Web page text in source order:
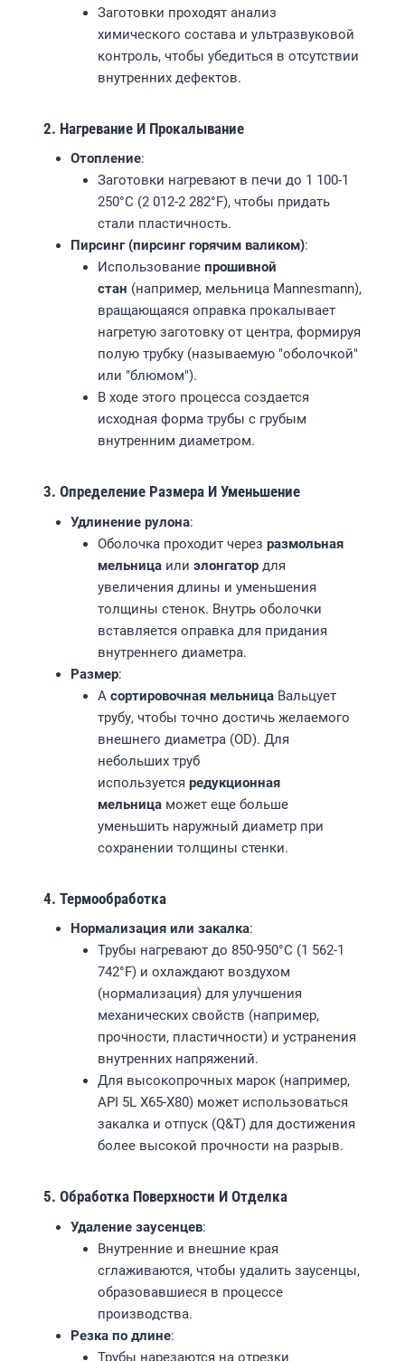
Заготовки проходят анализ
химического состава и ультразвуковой
контроль, чтобы убедиться в отсутствии
внутренних дефектов.
2. Нагревание И Прокалывание
Отопление:
Заготовки нагревают в печи до 1 100-1
250°C (2 012-2 282°F), чтобы придать
стали пластичность.
Пирсинг (пирсинг горячим валиком):
Использование прошивной
стан (например, мельница Mannesmann),
вращающаяся оправка прокалывает
нагретую заготовку от центра, формируя
полую трубку (называемую "оболочкой"
или "блюмом").
В ходе этого процесса создается
исходная форма трубы с грубым
внутренним диаметром.
3. Определение Размера И Уменьшение
Удлинение рулона:
Оболочка проходит через размольная
мельница или элонгатор для
увеличения длины и уменьшения
толщины стенок. Внутрь оболочки
вставляется оправка для придания
внутреннего диаметра.
Размер:
A сортировочная мельница Вальцует
трубу, чтобы точно достичь желаемого
внешнего диаметра (OD). Для
небольших труб
используется редукционная
мельница может еще больше
уменьшить наружный диаметр при
сохранении толщины стенки.
4. Термообработка
Нормализация или закалка:
Трубы нагревают до 850-950°C (1 562-1
742°F) и охлаждают воздухом
(нормализация) для улучшения
механических свойств (например,
прочности, пластичности) и устранения
внутренних напряжений.
Для высокопрочных марок (например,
API 5L X65-X80) может использоваться
закалка и отпуск (Q&T) для достижения
более высокой прочности на разрыв.
5. Обработка Поверхности И Отделка
Удаление заусенцев:
Внутренние и внешние края
сглаживаются, чтобы удалить заусенцы,
образовавшиеся в процессе
производства.
Резка по длине:
Трубы нарезаются на отрезки